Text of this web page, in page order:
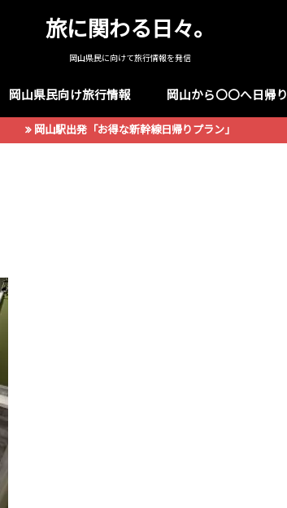
旅に関わる日々。
岡山県民に向けて旅行情報を発信
岡山県民向け旅行情報 岡山から〇〇へ日帰り
岡山駅出発「お得な新幹線日帰りプラン」